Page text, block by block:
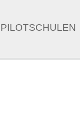
PILOTSCHULEN